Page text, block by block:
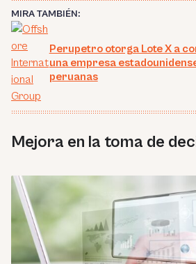
MIRA TAMBIÉN:
Perupetro otorga Lote X a
una empresa
peruanas
Mejora en la toma de